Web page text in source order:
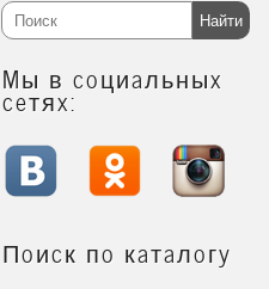
Найти
Мы в социальных
сетях:
Поиск по каталогу